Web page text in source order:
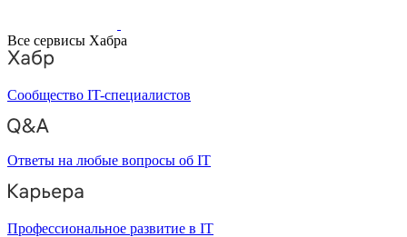
Все сервисы Хабра
Сообщество IT-специалистов
Ответы на любые вопросы об IT
Профессиональное развитие в IT